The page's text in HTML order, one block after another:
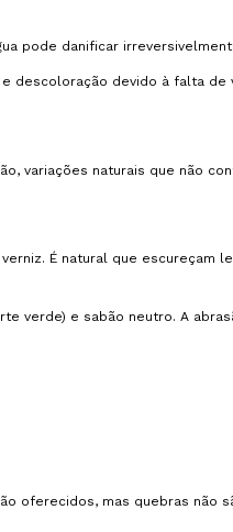
pode danificar
descoloração devido à falta de
variações naturais que não
É natural que escureçam
verde) e sabão neutro. A
oferecidos, mas quebras não